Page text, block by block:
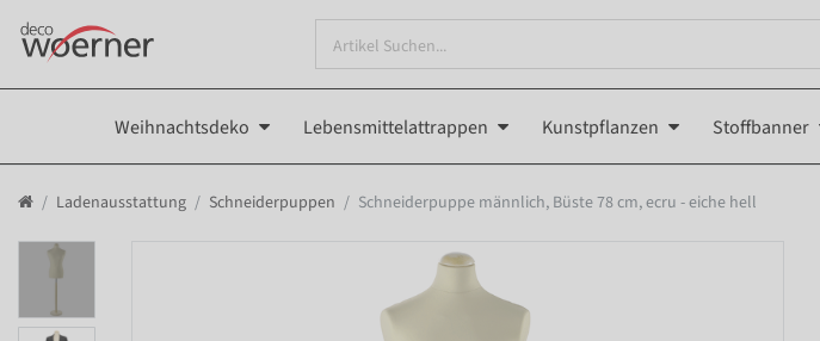
Weihnachtsdeko Lebensmittelattrappen Kunstpflanzen Stoffbanner
Ladenausstattung Schneiderpuppen Schneiderpuppe männlich, Büste 78 cm, ecru - eiche hell